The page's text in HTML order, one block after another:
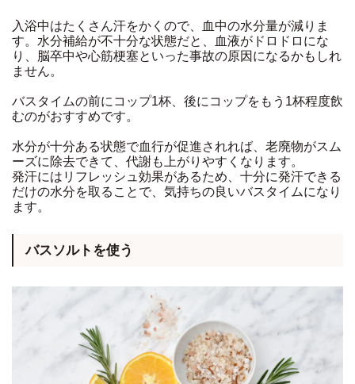
入浴中はたくさん汗をかくので、血中の水分量が減りま
す。水分補給が不十分な状態だと、血液がドロドロにな
り、脳卒中や心筋梗塞といった事故の原因になるかもしれ
ません。
バスタイムの前にコップ1杯、後にコップをもう1杯程度飲
むのがおすすめです。
水分が十分ある状態で血行が促進されれば、老廃物がスム
ーズに除去できて、代謝も上がりやすくなります。
発汗にはリフレッシュ効果があるため、十分に発汗できる
だけの水分を取ることで、気持ちの良いバスタイムになり
ます。
バスソルトを使う